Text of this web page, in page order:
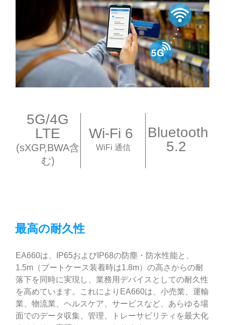
5G/4G
LTE
(sXGP,BWA含
む)
Wi-Fi 6
WiFi 通信
Bluetooth
5.2
最高の耐久性
EA660は、IP65およびIP68の防塵・防水性能と、
1.5m（ブートケース装着時は1.8m）の高さからの耐
落下を同時に実現し、業務用デバイスとしての耐久性
を高めています。これによりEA660は、小売業、運輸
業、物流業、ヘルスケア、サービスなど、あらゆる場
面でのデータ収集、管理、トレーサビリティを最大化